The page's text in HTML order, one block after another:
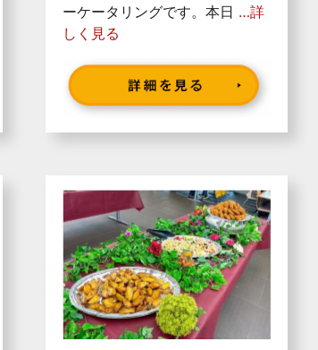
ーケータリングです。本日 …詳
しく見る